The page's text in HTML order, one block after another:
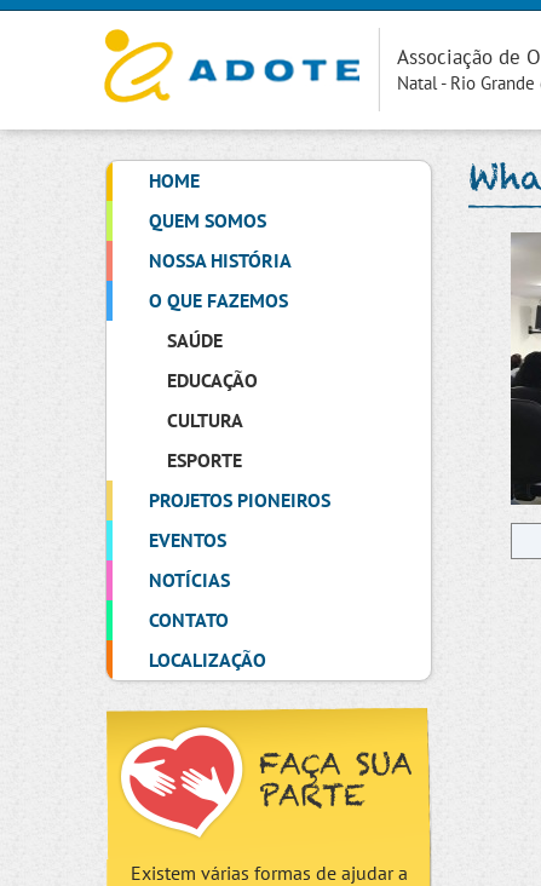
Associação de
Natal - Rio
HOME
QUEM SOMOS
NOSSA HISTÓRIA
O QUE FAZEMOS
SAÚDE
EDUCAÇÃO
CULTURA
ESPORTE
PROJETOS PIONEIROS
EVENTOS
NOTÍCIAS
CONTATO
LOCALIZAÇÃO
FAÇA SUA
PARTE
Existem várias formas de ajudar a